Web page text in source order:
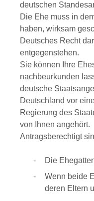
deutschen
Die Ehe muss in
haben, wirksam
Deutsches Recht
entgegenstehen.
Sie können Ihre
nachbeurkunden
deutsche
Deutschland vor
Regierung des
von Ihnen angehört.
Antragsberechtigt
Die
Wenn beide
deren Eltern